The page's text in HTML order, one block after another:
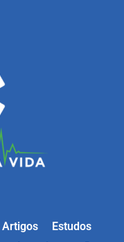
Artigos
Estudos